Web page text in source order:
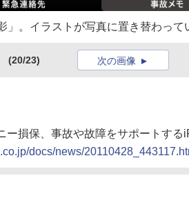
」。イラストが写真に置き替わって
(20/23) 次の画像
ー損保、事故や故障をサポートする
docs/news/